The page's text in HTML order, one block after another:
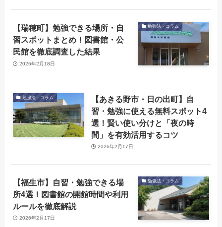
勉強法・コラム
【瑞穂町】勉強できる場所・自
習スポットまとめ！図書館・公
民館を徹底調査した結果
2026年2月18日
勉強法・コラム
【あきる野市・日の出町】自
習・勉強に使える無料スポット4
選！賢い使い分けと「夜の時
間」を有効活用するコツ
2026年2月17日
勉強法・コラム
【福生市】自習・勉強できる場
所4選！図書館の開館時間や利用
ルールを徹底解説
2026年2月17日